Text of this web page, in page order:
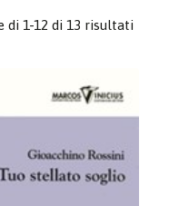
di 1-12 di 13 risultati